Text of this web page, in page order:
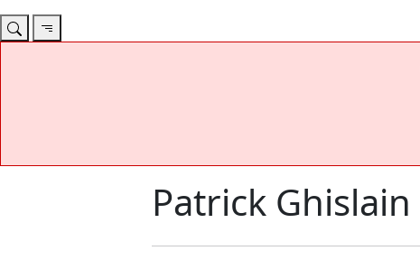
Patrick Ghislain